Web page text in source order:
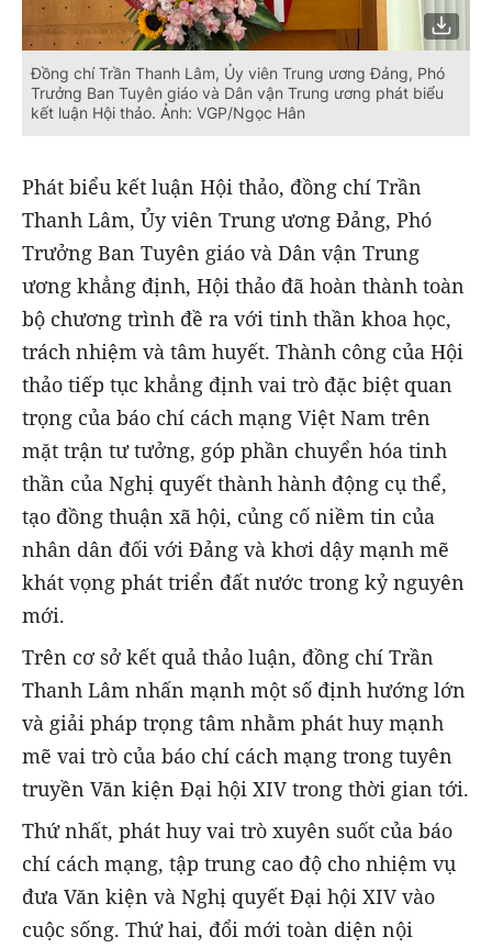
Đồng chí Trần Thanh Lâm, Ủy viên Trung ương Đảng, Phó
Trưởng Ban Tuyên giáo và Dân vận Trung ương phát biểu
kết luận Hội thảo. Ảnh: VGP/Ngọc Hân
Phát biểu kết luận Hội thảo, đồng chí Trần
Thanh Lâm, Ủy viên Trung ương Đảng, Phó
Trưởng Ban Tuyên giáo và Dân vận Trung
ương khẳng định, Hội thảo đã hoàn thành toàn
bộ chương trình đề ra với tinh thần khoa học,
trách nhiệm và tâm huyết. Thành công của Hội
thảo tiếp tục khẳng định vai trò đặc biệt quan
trọng của báo chí cách mạng Việt Nam trên
mặt trận tư tưởng, góp phần chuyển hóa tinh
thần của Nghị quyết thành hành động cụ thể,
tạo đồng thuận xã hội, củng cố niềm tin của
nhân dân đối với Đảng và khơi dậy mạnh mẽ
khát vọng phát triển đất nước trong kỷ nguyên
mới.
Trên cơ sở kết quả thảo luận, đồng chí Trần
Thanh Lâm nhấn mạnh một số định hướng lớn
và giải pháp trọng tâm nhằm phát huy mạnh
mẽ vai trò của báo chí cách mạng trong tuyên
truyền Văn kiện Đại hội XIV trong thời gian tới.
Thứ nhất, phát huy vai trò xuyên suốt của báo
chí cách mạng, tập trung cao độ cho nhiệm vụ
đưa Văn kiện và Nghị quyết Đại hội XIV vào
cuộc sống. Thứ hai, đổi mới toàn diện nội